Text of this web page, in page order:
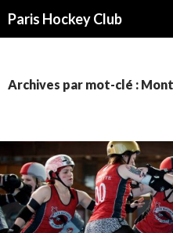
Paris Hockey Club
Archives par mot-clé :